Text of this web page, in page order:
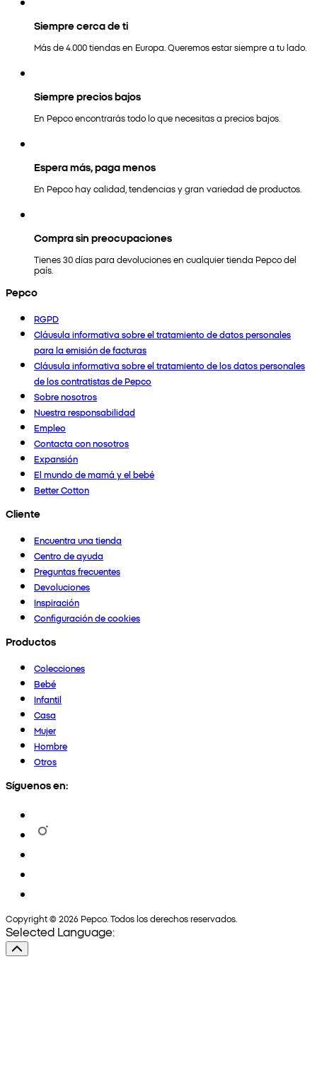
Siempre cerca de ti
Más de 4.000 tiendas en Europa. Queremos estar siempre a tu lado.
Siempre precios bajos
En Pepco encontrarás todo lo que necesitas a precios bajos.
Espera más, paga menos
En Pepco hay calidad, tendencias y gran variedad de productos.
Compra sin preocupaciones
Tienes 30 días para devoluciones en cualquier tienda Pepco del
país.
Pepco
RGPD
Cláusula informativa sobre el tratamiento de datos personales
para la emisión de facturas
Cláusula informativa sobre el tratamiento de los datos personales
de los contratistas de Pepco
Sobre nosotros
Nuestra responsabilidad
Empleo
Contacta con nosotros
Expansión
El mundo de mamá y el bebé
Better Cotton
Cliente
Encuentra una tienda
Centro de ayuda
Preguntas frecuentes
Devoluciones
Inspiración
Configuración de cookies
Productos
Colecciones
Bebé
Infantil
Casa
Mujer
Hombre
Otros
Síguenos en:
Copyright © 2026 Pepco. Todos los derechos reservados.
Selected Language: